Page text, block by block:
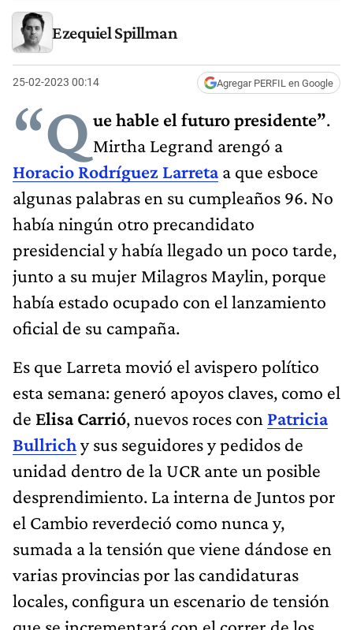
Ezequiel Spillman
25-02-2023 00:14 Agregar PERFIL en Google
“Q ue hable el futuro presidente”.
Mirtha Legrand arengó a
Horacio Rodríguez Larretaa que esboce
algunas palabras en su cumpleaños 96. No
había ningún otro precandidato
presidencial y había llegado un poco tarde,
junto a su mujer Milagros Maylin, porque
había estado ocupado con el lanzamiento
oficial de su campaña.
Es que Larreta movió el avispero político
esta semana: generó apoyos claves, como el
de Elisa Carrió, nuevos roces con Patricia
Bullrichy sus seguidores y pedidos de
unidad dentro de la UCR ante un posible
desprendimiento. La interna de Juntos por
el Cambio reverdeció como nunca y,
sumada a la tensión que viene dándose en
varias provincias por las candidaturas
locales, configura un escenario de tensión